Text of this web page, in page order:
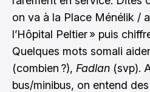
on va à la Place Ménélik /
l’Hôpital Peltier » puis
Quelques mots somali
(combien ?), Fadlan (svp).
bus/minibus, on entend